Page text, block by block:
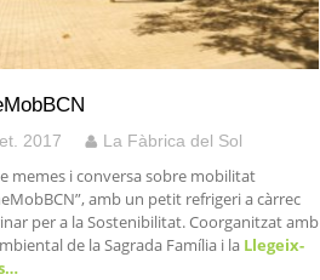
2017 La Fàbrica del Sol
memes i conversa sobre mobilitat
amb un petit refrigeri a càrrec
per a la Sostenibilitat. Coorganitzat amb
de la Sagrada Família i laLlegeix-